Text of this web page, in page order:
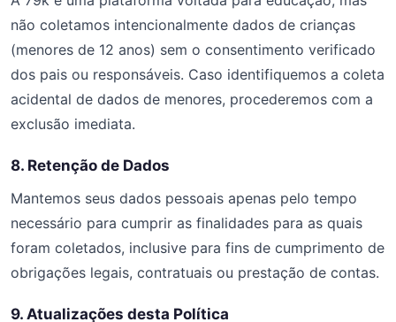
não coletamos intencionalmente dados de crianças
(menores de 12 anos) sem o consentimento verificado
dos pais ou responsáveis. Caso identifiquemos a coleta
acidental de dados de menores, procederemos com a
exclusão imediata.
8. Retenção de Dados
Mantemos seus dados pessoais apenas pelo tempo
necessário para cumprir as finalidades para as quais
foram coletados, inclusive para fins de cumprimento de
obrigações legais, contratuais ou prestação de contas.
9. Atualizações desta Política